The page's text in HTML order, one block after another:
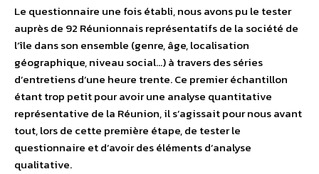
Le questionnaire une fois établi, nous avons pu le tester
auprès de 92 Réunionnais représentatifs de la société de
l’île dans son ensemble (genre, âge, localisation
géographique, niveau social…) à travers des séries
d’entretiens d’une heure trente. Ce premier échantillon
étant trop petit pour avoir une analyse quantitative
représentative de la Réunion, il s’agissait pour nous avant
tout, lors de cette première étape, de tester le
questionnaire et d’avoir des éléments d’analyse
qualitative.